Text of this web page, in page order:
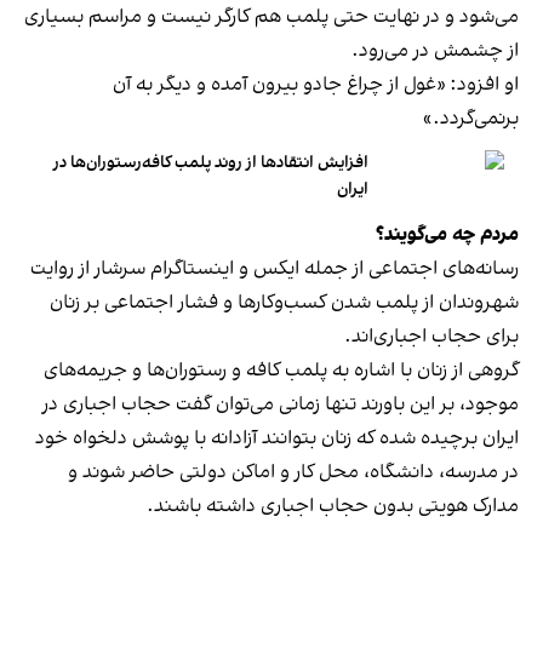
می‌شود و در نهایت حتی پلمب هم کارگر نیست و مراسم بسیاری
از چشمش در می‌رود.
او افزود: «غول از چراغ جادو بیرون آمده و دیگر به آن
برنمی‎‌گردد.»
افزایش انتقادها از روند پلمب کافه‌رستوران‌ها در
ایران
مردم چه می‌گویند؟
رسانه‎‌های اجتماعی از جمله ایکس و اینستاگرام سرشار از روایت
شهروندان از پلمب شدن کسب‌وکارها و فشار اجتماعی بر زنان
برای حجاب اجباری‌اند.
گروهی از زنان با اشاره به پلمب کافه و رستوران‌ها و جریمه‌های
موجود، بر این باورند تنها زمانی می‌توان گفت حجاب اجباری در
ایران برچیده شده که زنان بتوانند آزادانه با پوشش دلخواه خود
در مدرسه، دانشگاه، محل کار و اماکن دولتی حاضر شوند و
مدارک هویتی بدون حجاب اجباری داشته باشند.